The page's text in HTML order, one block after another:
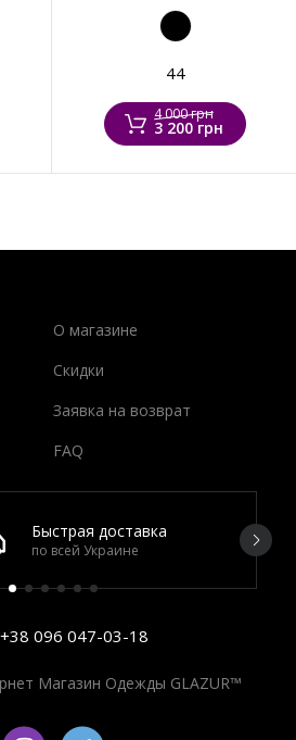
44
4 000 грн
3 200 грн
О магазине
Скидки
Заявка на возврат
FAQ
Быстрая доставка
по всей Украине
+38 096 047-03-18
Магазин Одежды GLAZUR™